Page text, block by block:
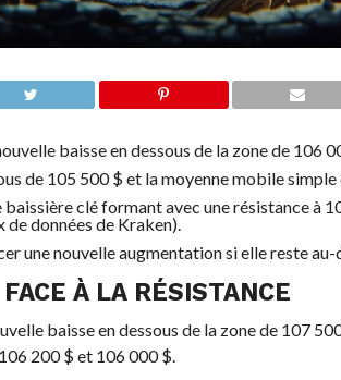
baisse en dessous de la zone de 106
de 105 500 $ et la moyenne mobile simple
baissière clé formant avec une résistance à
données de Kraken).
une nouvelle augmentation si elle reste au-
À LA RÉSISTANCE
baisse en dessous de la zone de 107
200 $ et 106 000 $.